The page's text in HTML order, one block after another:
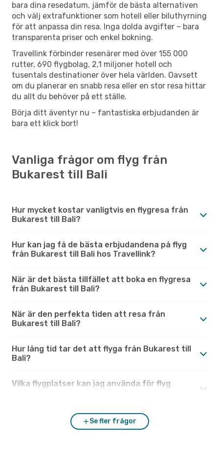
bara dina resedatum, jämför de bästa alternativen
och välj extrafunktioner som hotell eller biluthyrning
för att anpassa din resa. Inga dolda avgifter – bara
transparenta priser och enkel bokning.
Travellink förbinder resenärer med över 155 000
rutter, 690 flygbolag, 2,1 miljoner hotell och
tusentals destinationer över hela världen. Oavsett
om du planerar en snabb resa eller en stor resa hittar
du allt du behöver på ett ställe.
Börja ditt äventyr nu – fantastiska erbjudanden är
bara ett klick bort!
Vanliga frågor om flyg från
Bukarest till Bali
Hur mycket kostar vanligtvis en flygresa från
Bukarest till Bali?
Hur kan jag få de bästa erbjudandena på flyg
från Bukarest till Bali hos Travellink?
När är det bästa tillfället att boka en flygresa
från Bukarest till Bali?
När är den perfekta tiden att resa från
Bukarest till Bali?
Hur lång tid tar det att flyga från Bukarest till
Bali?
Vilka flygplatser kan jag använda för flyg
Se fler frågor